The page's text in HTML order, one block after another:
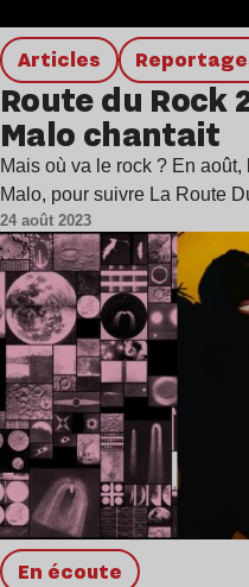
Articles
Route du Rock
Malo chantait
Mais où va le rock ? En
Malo, pour suivre La Route
24 août 2023
en écoute